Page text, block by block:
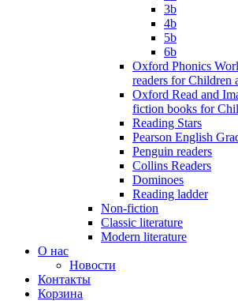
3b
4b
5b
6b
Oxford Phonics
readers for Children
Oxford Read and
fiction books for
Reading Stars
Pearson English
Penguin readers
Collins Readers
Dominoes
Reading ladder
Non-fiction
Classic literature
Modern literature
О нас
Новости
Контакты
Корзина